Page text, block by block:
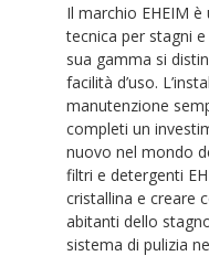
Il marchio EHEIM
tecnica per stagni e
sua gamma si
facilità d’uso.
manutenzione
completi un
nuovo nel mondo
filtri e detergenti
cristallina e creare
abitanti dello
sistema di pulizia